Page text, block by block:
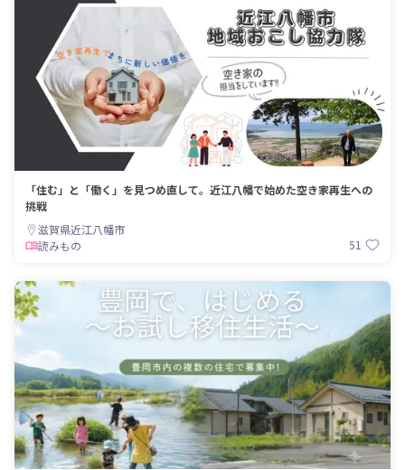
「住む」と「働く」を見つめ直して。近江八幡で始めた空き家再生への
挑戦
滋賀県近江八幡市
読みもの
51